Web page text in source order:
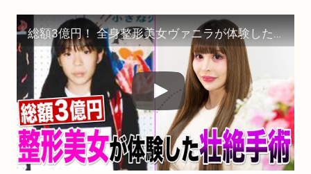
総額3億円！ 全身整形美女ヴァニラが体験した“壮絶手術”とは？